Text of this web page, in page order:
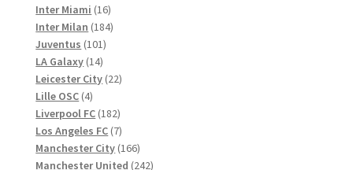
Inter Miami 1616
Produkte
Inter Milan 184184
Juventus 101101
LA Galaxy 1414
Produkte
Leicester City 2222
Lille OSC 44
Produkte
Liverpool FC 182182
Produkte
Los Angeles FC 77
Produkte
Manchester City 166166
Produkte
Manchester United 242242